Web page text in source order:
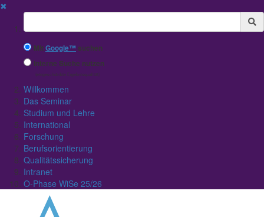
✖
Suchbegriff
MitGoogle™ suchen
Interne Suche nutzen
(eingeschränkte Ergebnisqualität)
Willkommen
Das Seminar
Studium und Lehre
International
Forschung
Berufsorientierung
Qualitätssicherung
Intranet
O-Phase WiSe 25/26